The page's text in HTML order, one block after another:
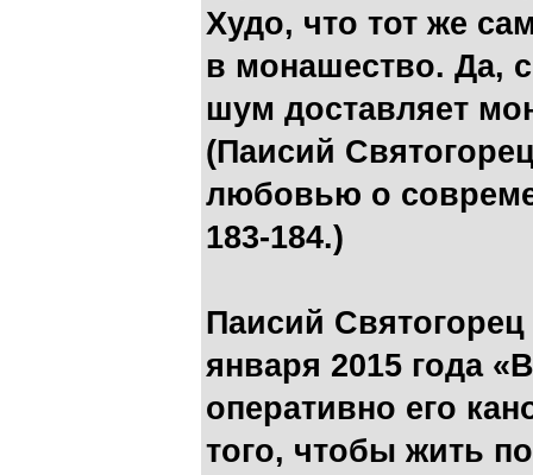
Худо, что тот же
в монашество. Да,
шум доставляет
(Паисий
любовью о
183-184.)
Паисий
января 2015 года
оперативно его
того, чтобы жить